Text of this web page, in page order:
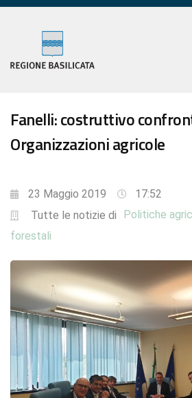
Fanelli: costruttivo
Organizzazioni agricole
23 Maggio 2019
17:52
Tutte le notizie di
Politiche
forestali